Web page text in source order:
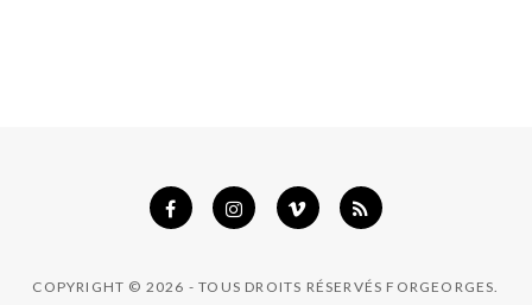
COPYRIGHT © 2026 - TOUS DROITS RÉSERVÉS FORGEORGES.